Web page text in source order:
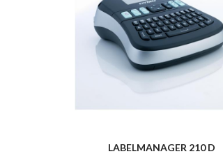
LABELMANAGER 210 D